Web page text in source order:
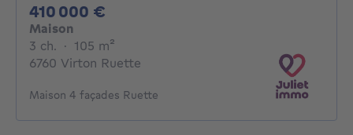
410 000 €
Maison
3 ch. 3 chambres
· 105 m²
6760 Virton Ruette
Maison 4 façades Ruette